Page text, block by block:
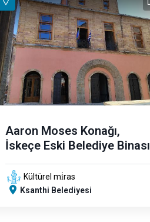
Aaron Moses Konağı,
İskeçe Eski Belediye Binası
Kültürel mi̇ras
Ksanthi Belediyesi